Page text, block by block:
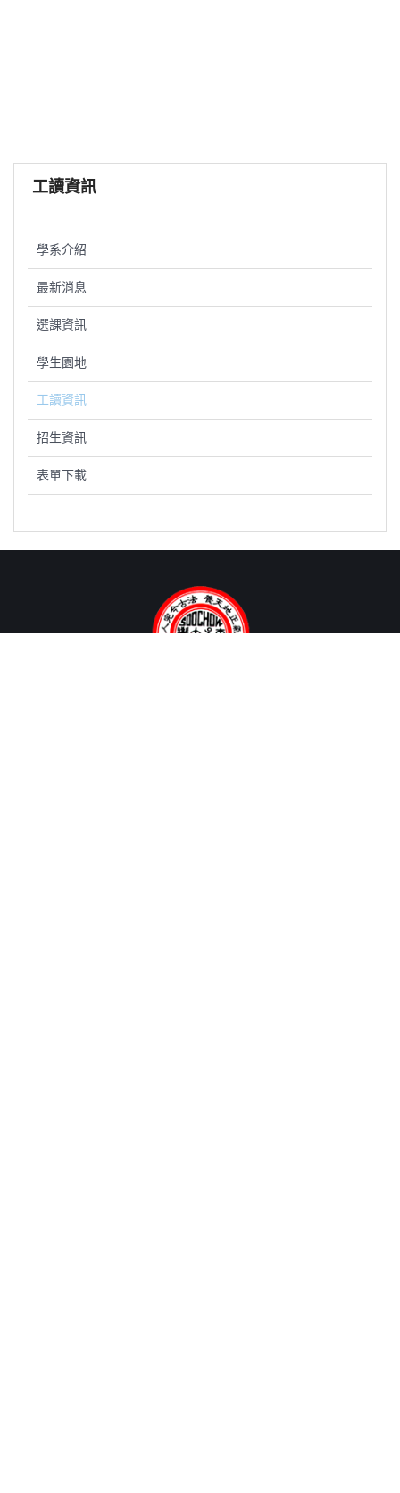
工讀資訊
學系介紹
最新消息
選課資訊
學生園地
工讀資訊
招生資訊
表單下載